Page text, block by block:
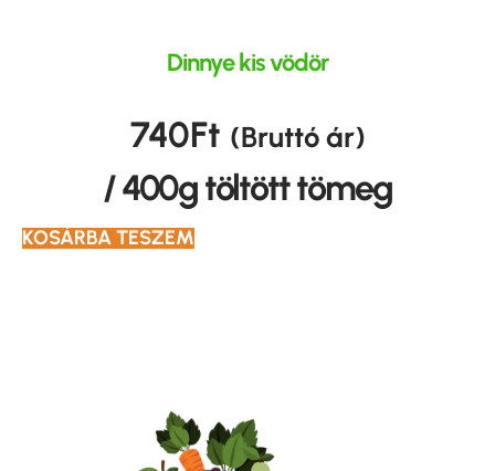
Dinnye kis vödör
740Ft (Bruttó ár)
/ 400g töltött tömeg
KOSÁRBA TESZEM